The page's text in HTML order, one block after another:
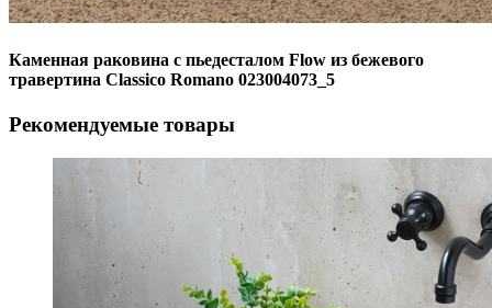
Каменная раковина с пьедесталом Flow из бежевого
травертина Classico Romano 023004073_5
Рекомендуемые товары